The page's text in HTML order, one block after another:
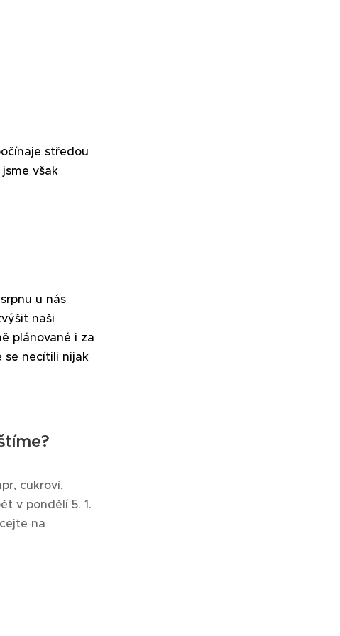
středou
však
u nás
naši
plánované i za
se necítili nijak
cukroví,
v pondělí 5. 1.
na